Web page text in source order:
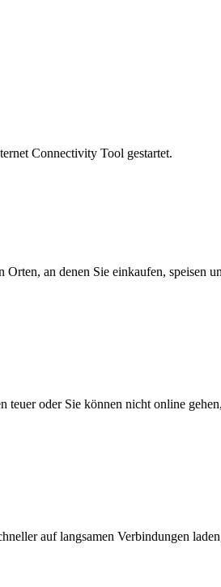
Connectivity Tool gestartet.
an denen Sie einkaufen, speisen
oder Sie können nicht online
auf langsamen Verbindungen